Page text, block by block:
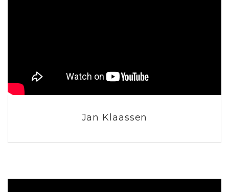
Jan Klaassen